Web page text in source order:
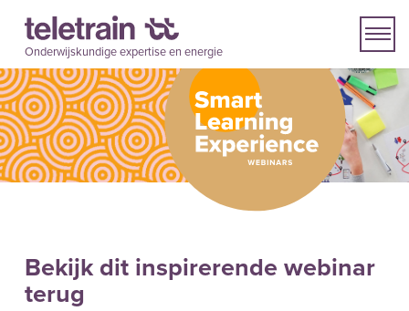
Onderwijskundige expertise en energie
Bekijk dit inspirerende webinar
terug